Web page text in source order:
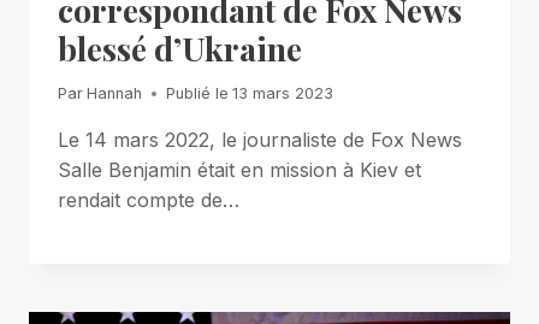
correspondant de Fox News
blessé d’Ukraine
Par Hannah Publié le 13 mars 2023
Le 14 mars 2022, le journaliste de Fox News
Salle Benjamin était en mission à Kiev et
rendait compte de…